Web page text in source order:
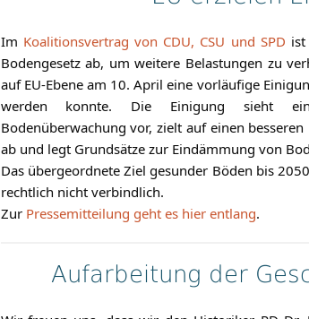
Im Koalitionsvertrag von CDU, CSU und SPD
Bodengesetz ab, um weitere Belastungen zu
auf EU-Ebene am 10. April eine vorläufige
werden konnte. Die Einigung sieht
Bodenüberwachung vor, zielt auf einen
ab und legt Grundsätze zur Eindämmung von
Das übergeordnete Ziel gesunder Böden bis
rechtlich nicht verbindlich.
Zur Pressemitteilung geht es hier entlang.
Aufarbeitung der